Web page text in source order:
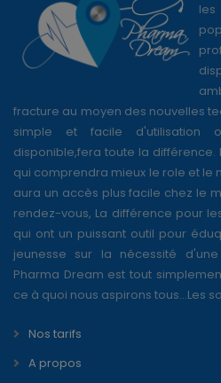
fracture au moyen des nouvelles
simple et facile d'utilisation
disponible,fera toute la
qui comprendra mieux le role et le
aura un accès plus facile chez le
rendez-vous, La différence pour
qui ont un puissant outil pour
jeunesse sur la nécessité
Pharma Dream est tout
ce à quoi nous aspirons tous...Les
Nos tarifs
A propos